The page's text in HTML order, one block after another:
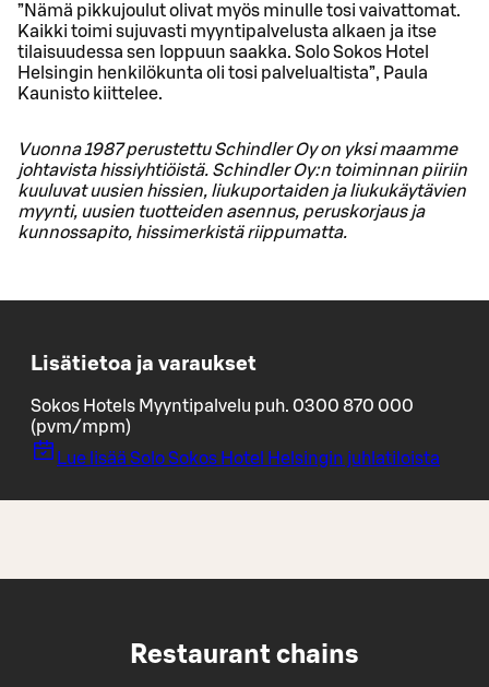
”Nämä pikkujoulut olivat myös minulle tosi vaivattomat.
Kaikki toimi sujuvasti myyntipalvelusta alkaen ja itse
tilaisuudessa sen loppuun saakka. Solo Sokos Hotel
Helsingin henkilökunta oli tosi palvelualtista”, Paula
Kaunisto kiittelee.
Vuonna 1987 perustettu Schindler Oy on yksi maamme
johtavista hissiyhtiöistä. Schindler Oy:n toiminnan piiriin
kuuluvat uusien hissien, liukuportaiden ja liukukäytävien
myynti, uusien tuotteiden asennus, peruskorjaus ja
kunnossapito, hissimerkistä riippumatta.
Lisätietoa ja varaukset
Sokos Hotels Myyntipalvelu puh. 0300 870 000
(pvm/mpm)
Lue lisää Solo Sokos Hotel Helsingin juhlatiloista
Restaurant chains